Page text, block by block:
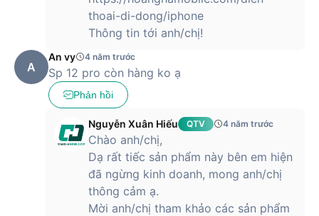
đến 4 lựa chọn màu sắc cho iPhone 12 Pro 128GB chính
hãng, bao gồm xanh, vàng, đen và bạc. Sản phẩm đang
được bán trên hệ thống của Hoàng Hà Mobile với mức giá ưu
đãi và chế độ bảo hành chính hãng 12 tháng. Tham khảo
thông tin và đặt mua sản phẩm tại link:
thoai-di-dong/iphone
Thông tin tới anh/chị!
A
An vy 4 năm trước
Sp 12 pro còn hàng ko ạ
Phản hồi
Nguyễn Xuân Hiếu QTV 4 năm trước
Chào anh/chị,
Dạ rất tiếc sản phẩm này bên em hiện
đã ngừng kinh doanh, mong anh/chị
thông cảm ạ.
Mời anh/chị tham khảo các sản phẩm